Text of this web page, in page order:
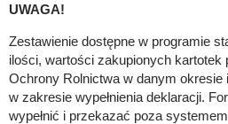
UWAGA!
Zestawienie dostępne w programie
ilości, wartości zakupionych kartotek
Ochrony Rolnictwa w danym
w zakresie wypełnienia deklaracji.
wypełnić i przekazać poza